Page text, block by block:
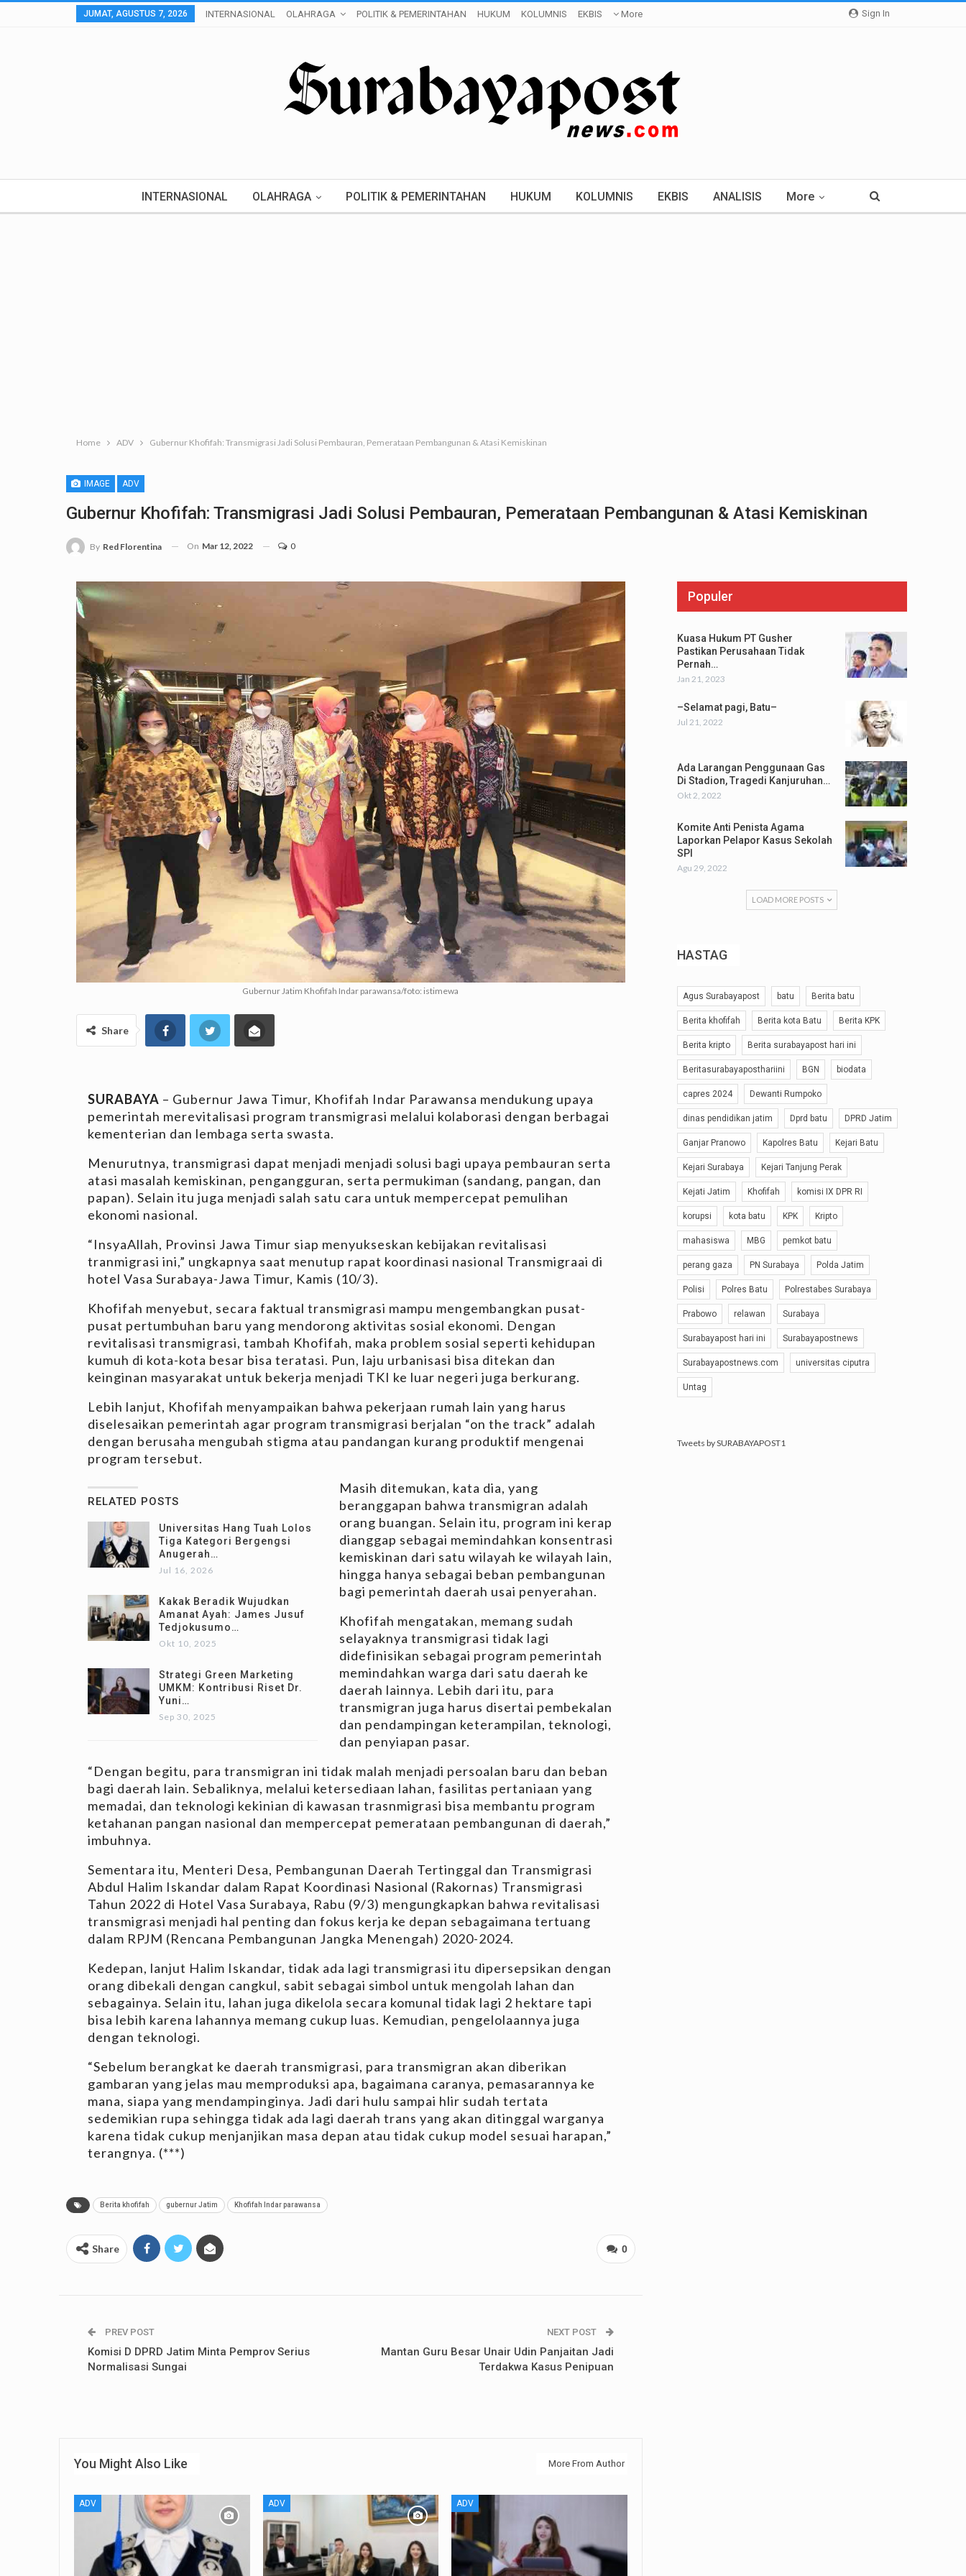
Sign In
JUMAT, AGUSTUS 7, 2026 INTERNASIONAL OLAHRAGA POLITIK & PEMERINTAHAN HUKUM KOLUMNIS EKBIS More
INTERNASIONAL OLAHRAGA POLITIK & PEMERINTAHAN HUKUM KOLUMNIS EKBIS ANALISIS More
Home ADV Gubernur Khofifah: Transmigrasi Jadi Solusi Pembauran, Pemerataan Pembangunan & Atasi Kemiskinan
IMAGE ADV
Gubernur Khofifah: Transmigrasi Jadi Solusi Pembauran, Pemerataan Pembangunan & Atasi Kemiskinan
By Red Florentina On Mar 12, 2022 0
Gubernur Jatim Khofifah Indar parawansa/foto: istimewa
Share
SURABAYA – Gubernur Jawa Timur, Khofifah Indar Parawansa mendukung upaya
pemerintah merevitalisasi program transmigrasi melalui kolaborasi dengan berbagai
kementerian dan lembaga serta swasta.
Menurutnya, transmigrasi dapat menjadi menjadi solusi bagi upaya pembauran serta
atasi masalah kemiskinan, pengangguran, serta permukiman (sandang, pangan, dan
papan). Selain itu juga menjadi salah satu cara untuk mempercepat pemulihan
ekonomi nasional.
“InsyaAllah, Provinsi Jawa Timur siap menyukseskan kebijakan revitalisasi
tranmigrasi ini,” ungkapnya saat menutup rapat koordinasi nasional Transmigraai di
hotel Vasa Surabaya-Jawa Timur, Kamis (10/3).
Khofifah menyebut, secara faktual transmigrasi mampu mengembangkan pusat-
pusat pertumbuhan baru yang mendorong aktivitas sosial ekonomi. Dengan
revitalisasi transmigrasi, tambah Khofifah, maka problem sosial seperti kehidupan
kumuh di kota-kota besar bisa teratasi. Pun, laju urbanisasi bisa ditekan dan
keinginan masyarakat untuk bekerja menjadi TKI ke luar negeri juga berkurang.
Lebih lanjut, Khofifah menyampaikan bahwa pekerjaan rumah lain yang harus
diselesaikan pemerintah agar program transmigrasi berjalan “on the track” adalah
dengan berusaha mengubah stigma atau pandangan kurang produktif mengenai
program tersebut.
RELATED POSTS
Universitas Hang Tuah Lolos
Tiga Kategori Bergengsi
Anugerah…
Jul 16, 2026
Kakak Beradik Wujudkan
Amanat Ayah: James Jusuf
Tedjokusumo…
Okt 10, 2025
Strategi Green Marketing
UMKM: Kontribusi Riset Dr.
Yuni…
Sep 30, 2025
Masih ditemukan, kata dia, yang
beranggapan bahwa transmigran adalah
orang buangan. Selain itu, program ini kerap
dianggap sebagai memindahkan konsentrasi
kemiskinan dari satu wilayah ke wilayah lain,
hingga hanya sebagai beban pembangunan
bagi pemerintah daerah usai penyerahan.
Khofifah mengatakan, memang sudah
selayaknya transmigrasi tidak lagi
didefinisikan sebagai program pemerintah
memindahkan warga dari satu daerah ke
daerah lainnya. Lebih dari itu, para
transmigran juga harus disertai pembekalan
dan pendampingan keterampilan, teknologi,
dan penyiapan pasar.
“Dengan begitu, para transmigran ini tidak malah menjadi persoalan baru dan beban
bagi daerah lain. Sebaliknya, melalui ketersediaan lahan, fasilitas pertaniaan yang
memadai, dan teknologi kekinian di kawasan trasnmigrasi bisa membantu program
ketahanan pangan nasional dan mempercepat pemerataan pembangunan di daerah,”
imbuhnya.
Sementara itu, Menteri Desa, Pembangunan Daerah Tertinggal dan Transmigrasi
Abdul Halim Iskandar dalam Rapat Koordinasi Nasional (Rakornas) Transmigrasi
Tahun 2022 di Hotel Vasa Surabaya, Rabu (9/3) mengungkapkan bahwa revitalisasi
transmigrasi menjadi hal penting dan fokus kerja ke depan sebagaimana tertuang
dalam RPJM (Rencana Pembangunan Jangka Menengah) 2020-2024.
Kedepan, lanjut Halim Iskandar, tidak ada lagi transmigrasi itu dipersepsikan dengan
orang dibekali dengan cangkul, sabit sebagai simbol untuk mengolah lahan dan
sebagainya. Selain itu, lahan juga dikelola secara komunal tidak lagi 2 hektare tapi
bisa lebih karena lahannya memang cukup luas. Kemudian, pengelolaannya juga
dengan teknologi.
“Sebelum berangkat ke daerah transmigrasi, para transmigran akan diberikan
gambaran yang jelas mau memproduksi apa, bagaimana caranya, pemasarannya ke
mana, siapa yang mendampinginya. Jadi dari hulu sampai hlir sudah tertata
sedemikian rupa sehingga tidak ada lagi daerah trans yang akan ditinggal warganya
karena tidak cukup menjanjikan masa depan atau tidak cukup model sesuai harapan,”
terangnya. (***)
Berita khofifah gubernur Jatim Khofifah Indar parawansa
0
Share
PREV POST
Komisi D DPRD Jatim Minta Pemprov Serius
Normalisasi Sungai
NEXT POST
Mantan Guru Besar Unair Udin Panjaitan Jadi
Terdakwa Kasus Penipuan
You Might Also Like More From Author
ADV ADV ADV
Populer
Kuasa Hukum PT Gusher
Pastikan Perusahaan Tidak
Pernah…
Jan 21, 2023
–Selamat pagi, Batu–
Jul 21, 2022
Ada Larangan Penggunaan Gas
Di Stadion, Tragedi Kanjuruhan…
Okt 2, 2022
Komite Anti Penista Agama
Laporkan Pelapor Kasus Sekolah
SPI
Agu 29, 2022
LOAD MORE POSTS
HASTAG
Agus Surabayapost batu Berita batu
Berita khofifah Berita kota Batu Berita KPK
Berita kripto Berita surabayapost hari ini
Beritasurabayaposthariini BGN biodata
capres 2024 Dewanti Rumpoko
dinas pendidikan jatim Dprd batu DPRD Jatim
Ganjar Pranowo Kapolres Batu Kejari Batu
Kejari Surabaya Kejari Tanjung Perak
Kejati Jatim Khofifah komisi IX DPR RI
korupsi kota batu KPK Kripto
mahasiswa MBG pemkot batu
perang gaza PN Surabaya Polda Jatim
Polisi Polres Batu Polrestabes Surabaya
Prabowo relawan Surabaya
Surabayapost hari ini Surabayapostnews
Surabayapostnews.com universitas ciputra
Untag
Tweets by SURABAYAPOST1